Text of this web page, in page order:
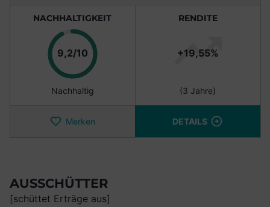
NACHHALTIGKEIT
9,2/10Punkte
Nachhaltig
RENDITE
+19,55%
(3 Jahre)
Merken DETAILS
AUSSCHÜTTER
[schüttet Erträge aus]